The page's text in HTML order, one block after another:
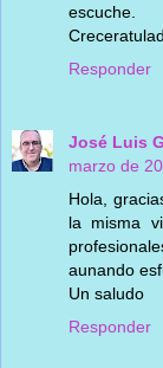
Responder
José Luis
marzo de
Hola,
la misma
aunando
Un saludo
Responder